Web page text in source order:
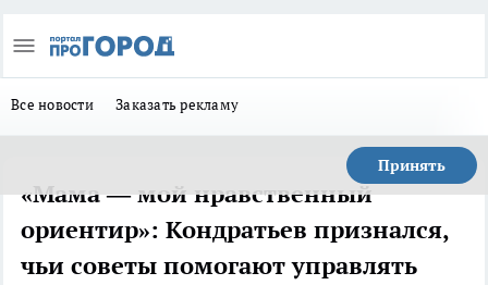
Все новости Заказать рекламу
Принять
«Мама — мой нравственный
ориентир»: Кондратьев признался,
чьи советы помогают управлять